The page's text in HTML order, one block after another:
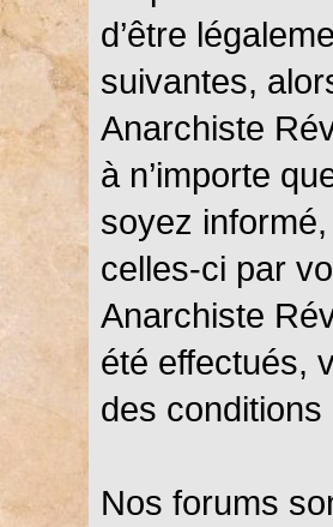
d’être
suivantes,
Anarchiste
à n’importe
soyez
celles-ci par
Anarchiste
été effectués,
des
Nos forums